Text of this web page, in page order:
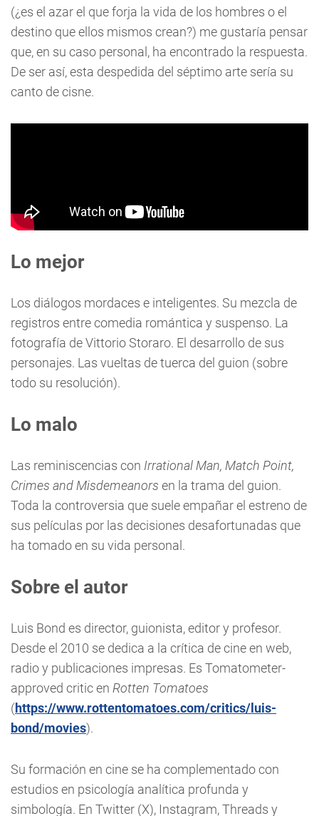
(¿es el azar el que forja la vida de los hombres o el
destino que ellos mismos crean?) me gustaría pensar
que, en su caso personal, ha encontrado la respuesta.
De ser así, esta despedida del séptimo arte sería su
canto de cisne.
Lo mejor
Los diálogos mordaces e inteligentes. Su mezcla de
registros entre comedia romántica y suspenso. La
fotografía de Vittorio Storaro. El desarrollo de sus
personajes. Las vueltas de tuerca del guion (sobre
todo su resolución).
Lo malo
Las reminiscencias con Irrational Man, Match Point,
Crimes and Misdemeanors en la trama del guion.
Toda la controversia que suele empañar el estreno de
sus películas por las decisiones desafortunadas que
ha tomado en su vida personal.
Sobre el autor
Luis Bond es director, guionista, editor y profesor.
Desde el 2010 se dedica a la crítica de cine en web,
radio y publicaciones impresas. Es Tomatometer-
approved critic en Rotten Tomatoes
(https://www.rottentomatoes.com/critics/luis-
bond/movies).
Su formación en cine se ha complementado con
estudios en psicología analítica profunda y
simbología. En Twitter (X), Instagram, Threads y